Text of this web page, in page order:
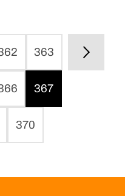
363
367
370